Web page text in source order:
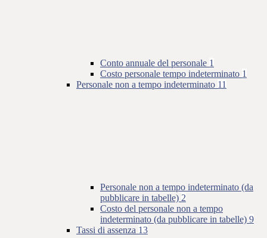
Conto annuale del personale 1
Costo personale tempo indeterminato 1
Personale non a tempo indeterminato 11
Personale non a tempo indeterminato (da
pubblicare in tabelle) 2
Costo del personale non a tempo
indeterminato (da pubblicare in tabelle) 9
Tassi di assenza 13